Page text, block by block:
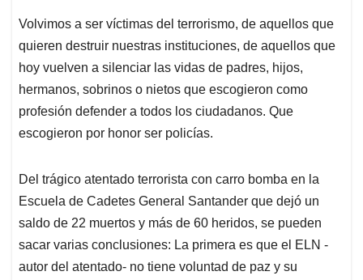
Volvimos a ser víctimas del terrorismo, de aquellos que
quieren destruir nuestras instituciones, de aquellos que
hoy vuelven a silenciar las vidas de padres, hijos,
hermanos, sobrinos o nietos que escogieron como
profesión defender a todos los ciudadanos. Que
escogieron por honor ser policías.
Del trágico atentado terrorista con carro bomba en la
Escuela de Cadetes General Santander que dejó un
saldo de 22 muertos y más de 60 heridos, se pueden
sacar varias conclusiones: La primera es que el ELN -
autor del atentado- no tiene voluntad de paz y su